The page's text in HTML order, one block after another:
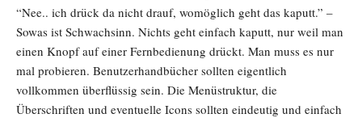
“Nee.. ich drück da nicht drauf, womöglich geht das kaputt.” –
Sowas ist Schwachsinn. Nichts geht einfach kaputt, nur weil man
einen Knopf auf einer Fernbedienung drückt. Man muss es nur
mal probieren. Benutzerhandbücher sollten eigentlich
vollkommen überflüssig sein. Die Menüstruktur, die
Überschriften und eventuelle Icons sollten eindeutig und einfach